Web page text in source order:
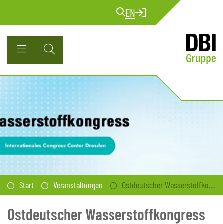
EN
Start Veranstaltungen Ostdeutscher Wasserstoffkongress
Ostdeutscher Wasserstoffkongress